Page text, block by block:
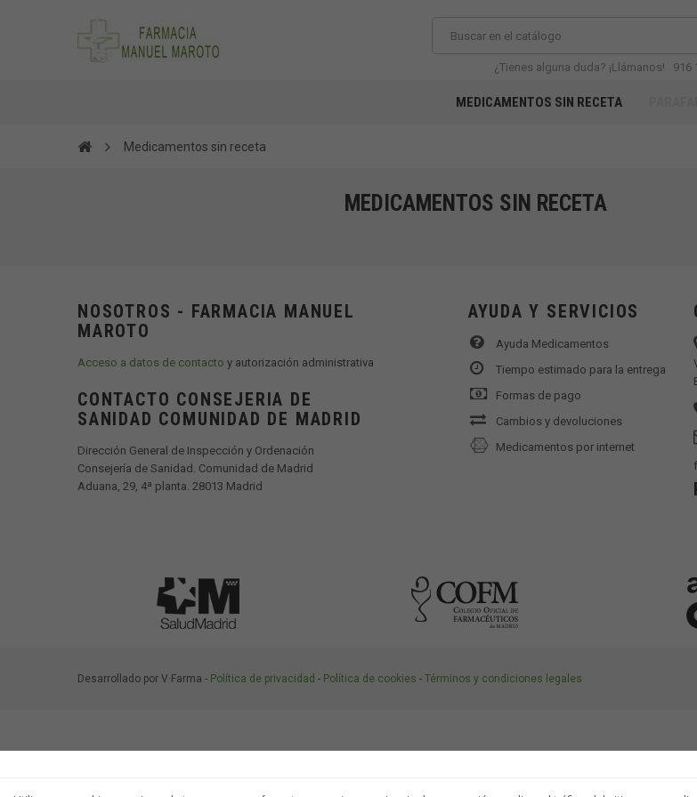
¿Tienes alguna duda? ¡Llámanos! 916
MEDICAMENTOS SIN RECETA
Medicamentos sin receta
MEDICAMENTOS SIN RECETA
NOSOTROS - FARMACIA MANUEL
MAROTO
Acceso a datos de contacto y autorización administrativa
CONTACTO CONSEJERIA DE
SANIDAD COMUNIDAD DE MADRID
Dirección General de Inspección y Ordenación
Consejería de Sanidad. Comunidad de Madrid
Aduana, 29, 4ª planta. 28013 Madrid
AYUDA Y SERVICIOS
Ayuda Medicamentos
Tiempo estimado para la entrega
Formas de pago
Cambios y devoluciones
Medicamentos por internet
Desarrollado por V·Farma - Política de privacidad - Política de cookies - Términos y condiciones legales